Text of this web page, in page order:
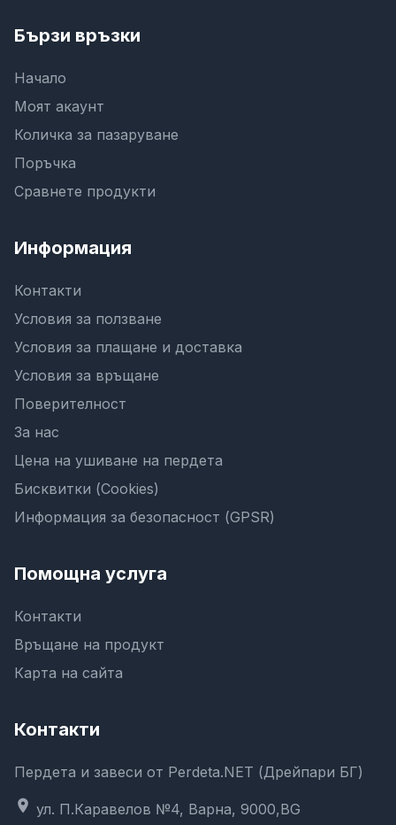
Бързи връзки
Начало
Моят акаунт
Количка за пазаруване
Поръчка
Сравнете продукти
Информация
Контакти
Условия за ползване
Условия за плащане и доставка
Условия за връщане
Поверителност
За нас
Цена на ушиване на пердета
Бисквитки (Cookies)
Информация за безопасност (GPSR)
Помощна услуга
Контакти
Връщане на продукт
Карта на сайта
Контакти
Пердета и завеси от Perdeta.NET (Дрейпари БГ)
location_on ул. П.Каравелов №4, Варна, 9000,BG